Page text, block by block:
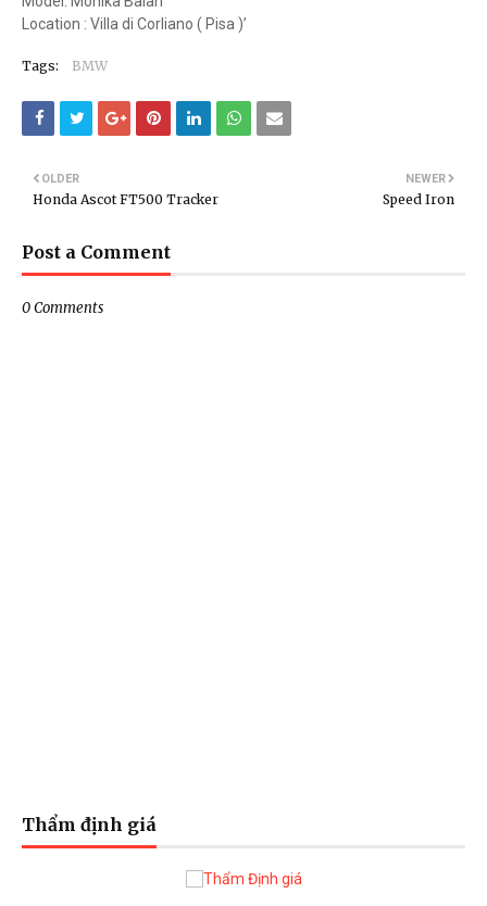
Location : Villa di Corliano ( Pisa )’
Tags: BMW
NEWER
Speed Iron
OLDER
Honda Ascot FT500 Tracker
Post a Comment
0 Comments
Thẩm định giá